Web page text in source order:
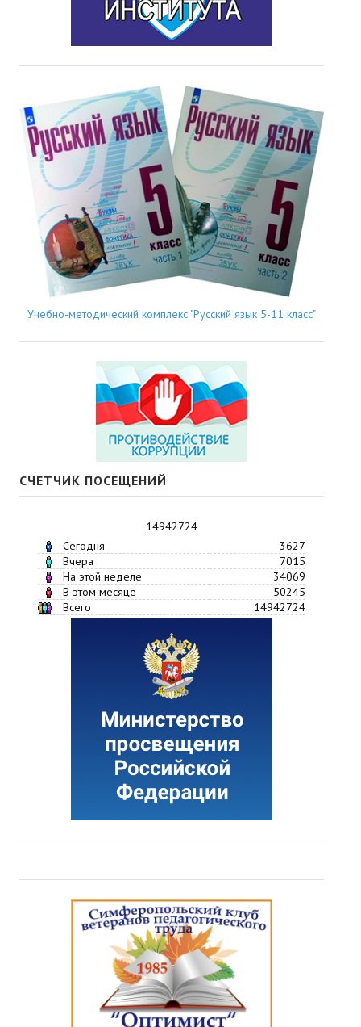
Учебно-методический комплекс "Русский язык 5-11 класс"
СЧЕТЧИК ПОСЕЩЕНИЙ
14942724
Сегодня
3627
Вчера
7015
На этой неделе
34069
В этом месяце
50245
Всего
14942724